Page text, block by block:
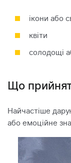
ікони або
квіти
солодощі
Що
Найчастіше
або емоційне